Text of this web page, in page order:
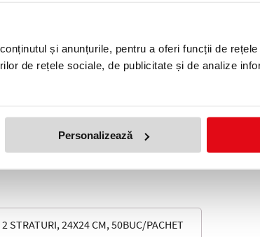
și anunțurile, pentru a oferi funcții de
de rețele sociale, de publicitate și de analize
Personalizează
bordo
Laveta multifunctionala Airtech
STRATURI, 24X24 CM, 50BUC/PACHET